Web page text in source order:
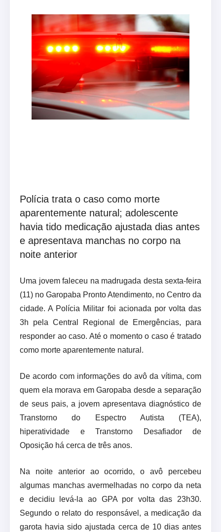
Polícia trata o caso como morte
aparentemente natural; adolescente
havia tido medicação ajustada dias antes
e apresentava manchas no corpo na
noite anterior
Uma jovem faleceu na madrugada desta sexta-feira
(11) no Garopaba Pronto Atendimento, no Centro da
cidade. A Polícia Militar foi acionada por volta das
3h pela Central Regional de Emergências, para
responder ao caso. Até o momento o caso é tratado
como morte aparentemente natural.
De acordo com informações do avô da vítima, com
quem ela morava em Garopaba desde a separação
de seus pais, a jovem apresentava diagnóstico de
Transtorno do Espectro Autista (TEA),
hiperatividade e Transtorno Desafiador de
Oposição há cerca de três anos.
Na noite anterior ao ocorrido, o avô percebeu
algumas manchas avermelhadas no corpo da neta
e decidiu levá-la ao GPA por volta das 23h30.
Segundo o relato do responsável, a medicação da
garota havia sido ajustada cerca de 10 dias antes